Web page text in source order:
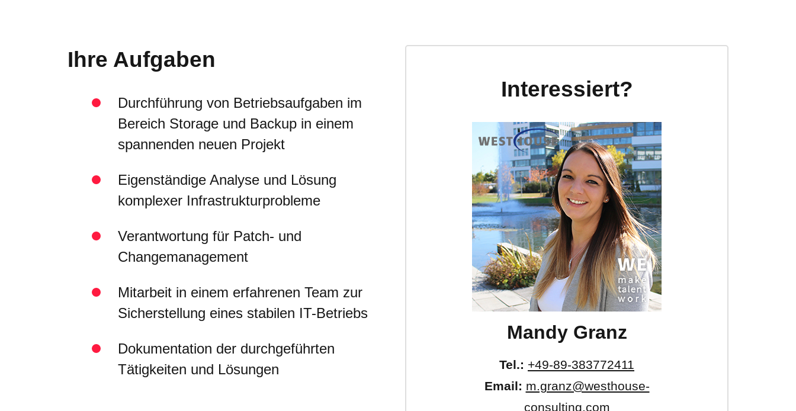
Ihre Aufgaben
Durchführung von Betriebsaufgaben im
Bereich Storage und Backup in einem
spannenden neuen Projekt
Eigenständige Analyse und Lösung
komplexer Infrastrukturprobleme
Verantwortung für Patch- und
Changemanagement
Mitarbeit in einem erfahrenen Team zur
Sicherstellung eines stabilen IT-Betriebs
Dokumentation der durchgeführten
Tätigkeiten und Lösungen
Interessiert?
Mandy Granz
Tel.: +49-89-383772411
Email: m.granz@westhouse-
consulting.com